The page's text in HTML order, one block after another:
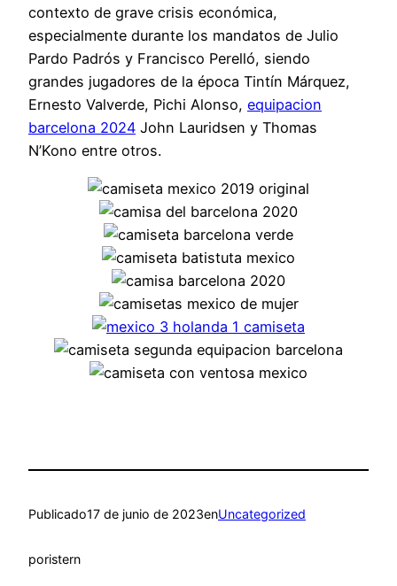
contexto de grave crisis económica,
especialmente durante los mandatos de Julio
Pardo Padrós y Francisco Perelló, siendo
grandes jugadores de la época Tintín Márquez,
Ernesto Valverde, Pichi Alonso, equipacion
barcelona 2024 John Lauridsen y Thomas
N’Kono entre otros.
Publicado17 de junio de 2023enUncategorized
poristern